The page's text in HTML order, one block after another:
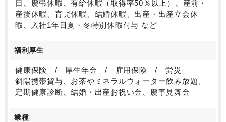
日、慶弔休暇、有給休暇（取得率50％以上）、産前・
産後休暇、育児休暇、結婚休暇、出産・出産立会休
暇、入社1年目夏・冬特別休暇付与 など
福利厚生
健康保険 / 厚生年金 / 雇用保険 / 労災
斜陽携帯貸与、お茶やミネラルウォーター飲み放題、
定期健康診断、結婚・出産お祝い金、慶事見舞金
業種